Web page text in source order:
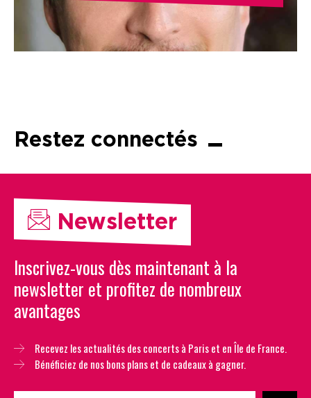
Restez connectés
Newsletter
Inscrivez-vous dès maintenant à la
newsletter et profitez de nombreux
avantages
Recevez les actualités des concerts à Paris et en Île de France.
Bénéficiez de nos bons plans et de cadeaux à gagner.